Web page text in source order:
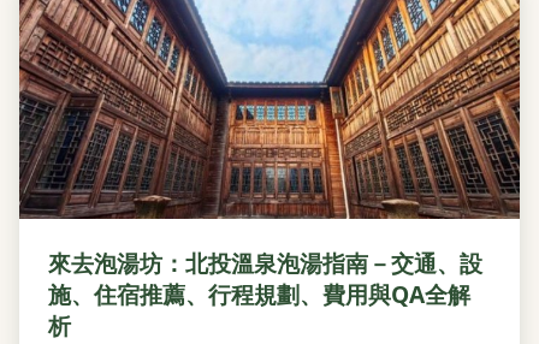
來去泡湯坊：北投溫泉泡湯指南－交通、設
施、住宿推薦、行程規劃、費用與QA全解
析